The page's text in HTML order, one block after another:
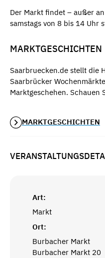
Der Markt findet – außer
samstags von 8 bis 14 Uhr
MARKTGESCHICHTEN
Saarbruecken.de stellt die
Saarbrücker
Marktgeschehen. Schauen
MARKTGESCHICHTEN
Art:
Markt
Ort:
Burbacher Markt
Burbacher Markt 20